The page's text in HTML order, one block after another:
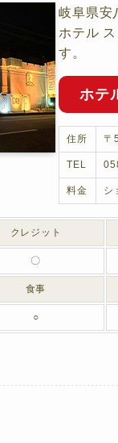
岐阜県安
ホテル
す。
ホテ
住所 〒
TEL
料金 シ
クレジット
〇
食事
○